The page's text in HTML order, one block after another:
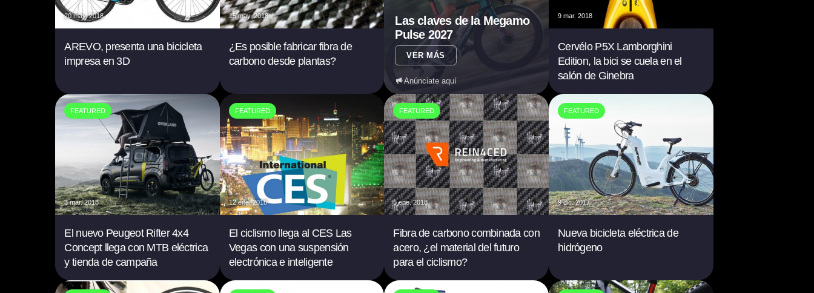
20 may. 2018
AREVO, presenta una bicicleta
impresa en 3D
15 may. 2018
¿Es posible fabricar fibra de
carbono desde plantas?
Las claves de la Megamo
Pulse 2027
VER MÁS
Anúnciate aquí
9 mar. 2018
Cervélo P5X Lamborghini
Edition, la bici se cuela en el
salón de Ginebra
FEATURED
3 mar. 2018
El nuevo Peugeot Rifter 4x4
Concept llega con MTB eléctrica
y tienda de campaña
FEATURED
12 ene. 2018
El ciclismo llega al CES Las
Vegas con una suspensión
electrónica e inteligente
FEATURED
5 ene. 2018
Fibra de carbono combinada con
acero, ¿el material del futuro
para el ciclismo?
FEATURED
9 dic. 2017
Nueva bicicleta eléctrica de
hidrógeno